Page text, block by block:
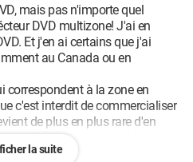
mais pas n'importe quel
DVD multizone! J'ai en
Et j'en ai certains que j'ai
au Canada ou en
correspondent à la zone en
c'est interdit de commercialiser
de plus en plus rare d'en
gentil internaute me guide pour
qu'il n'est plus la peine de tenter
la suite